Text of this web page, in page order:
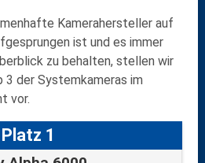
Kamerahersteller auf
ist und es immer
zu behalten, stellen wir
3 der Systemkameras im
vor.
Platz 1